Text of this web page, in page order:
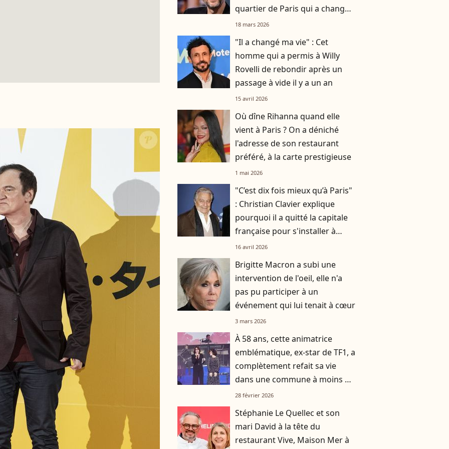
quartier de Paris qui a changé
du tout au tout
18 mars 2026
"Il a changé ma vie" : Cet
homme qui a permis à Willy
Rovelli de rebondir après un
passage à vide il y a un an
15 avril 2026
Où dîne Rihanna quand elle
vient à Paris ? On a déniché
l'adresse de son restaurant
préféré, à la carte prestigieuse
1 mai 2026
"C’est dix fois mieux qu’à Paris"
: Christian Clavier explique
pourquoi il a quitté la capitale
française pour s'installer à
Bruxelles
16 avril 2026
Brigitte Macron a subi une
intervention de l'oeil, elle n'a
pas pu participer à un
événement qui lui tenait à cœur
3 mars 2026
À 58 ans, cette animatrice
emblématique, ex-star de TF1, a
complètement refait sa vie
dans une commune à moins de
deux heures d’avion de Paris
28 février 2026
Stéphanie Le Quellec et son
mari David à la tête du
restaurant Vive, Maison Mer à